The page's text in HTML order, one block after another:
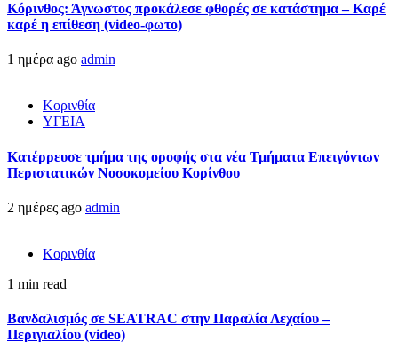
Κόρινθος: Άγνωστος προκάλεσε φθορές σε κατάστημα – Καρέ
καρέ η επίθεση (video-φωτο)
1 ημέρα ago admin
Κορινθία
ΥΓΕΙΑ
Kατέρρευσε τμήμα της οροφής στα νέα Τμήματα Επειγόντων
Περιστατικών Νοσοκομείου Κορίνθου
2 ημέρες ago admin
Κορινθία
1 min read
Βανδαλισμός σε SEATRAC στην Παραλία Λεχαίου –
Περιγιαλίου (video)